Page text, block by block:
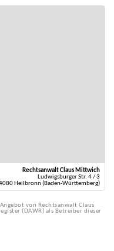
Rechtsanwalt Claus Mittwich
Ludwigsburger Str. 4 / 3
Heilbronn (Baden-Württemberg)
von Rechtsanwalt Claus
(DAWR) als Betreiber dieser